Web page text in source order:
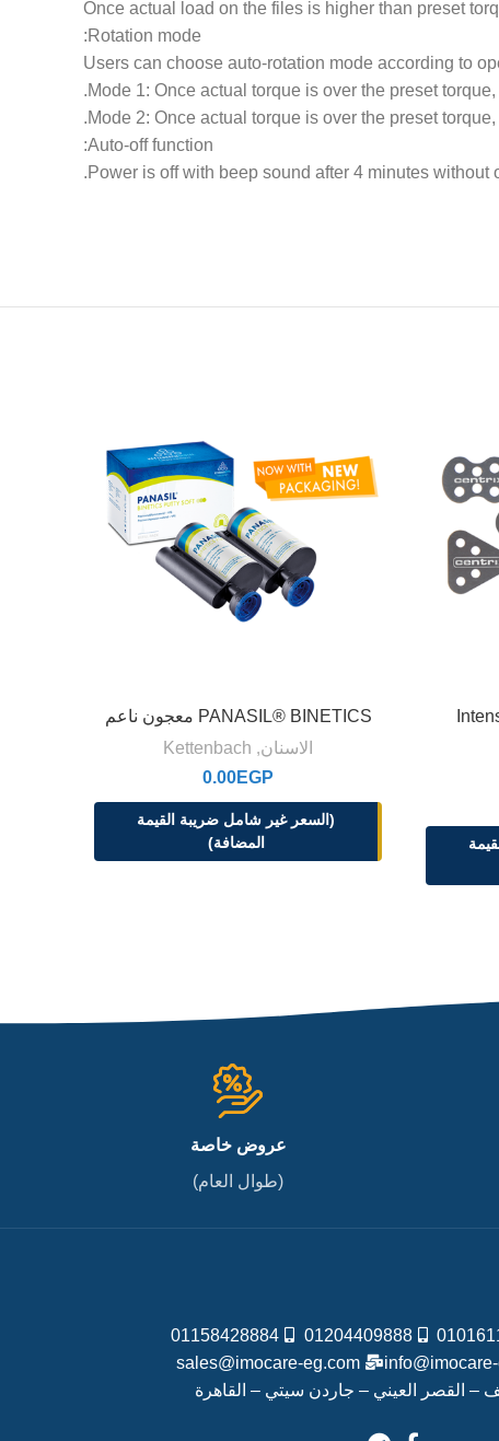
Once actual load on the files is higher than preset
Rotation mode:
Users can choose auto-rotation mode according to
Mode 1: Once actual torque is over the preset
Mode 2: Once actual torque is over the preset
Auto-off function:
Power is off with beep sound after 4 minutes without
PANASIL® BINETICS معجون ناعم
الاسنان,
Kettenbach
0.00EGP
(السعر غير شامل ضريبة القيمة
المضافة)
اطلب واتساب
عروض خاصة
(طوال العام)
01204409888
01158428884
sales@imocare-eg.com